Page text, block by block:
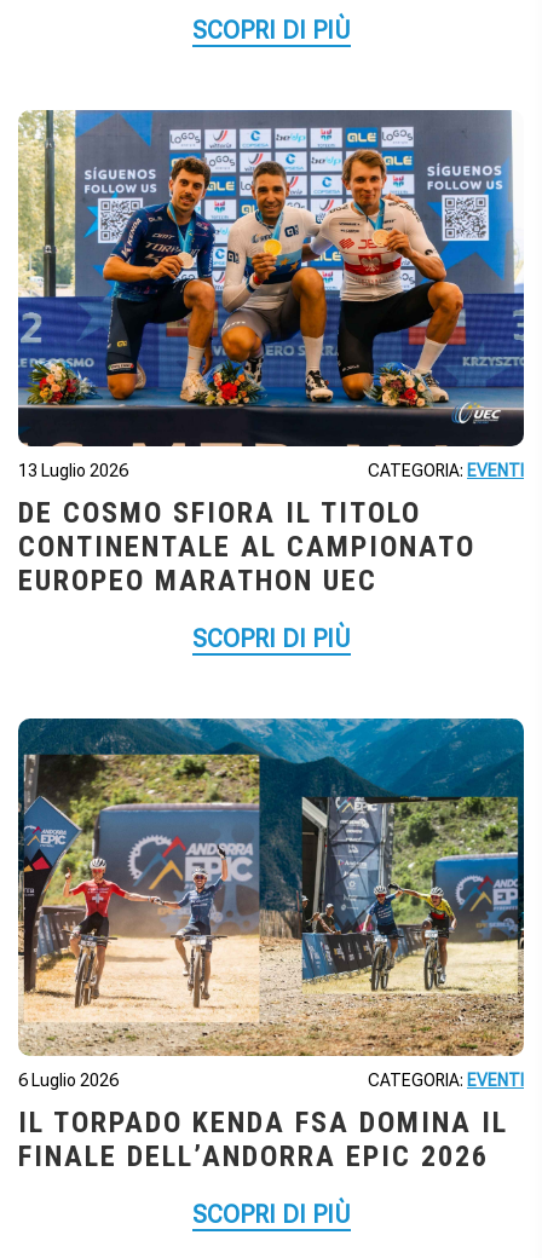
SCOPRI DI PIÙ
13 Luglio 2026 CATEGORIA: EVENTI
DE COSMO SFIORA IL TITOLO
CONTINENTALE AL CAMPIONATO
EUROPEO MARATHON UEC
SCOPRI DI PIÙ
6 Luglio 2026 CATEGORIA: EVENTI
IL TORPADO KENDA FSA DOMINA IL
FINALE DELL’ANDORRA EPIC 2026
SCOPRI DI PIÙ